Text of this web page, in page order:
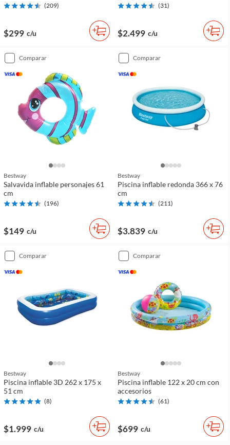
(209)
$299 c/u
(31)
$2.499 c/u
comparar
Bestway
Salvavida inflable personajes 61
cm
(196)
$149 c/u
comparar
Bestway
Piscina inflable redonda 366 x 76
cm
(211)
$3.839 c/u
comparar
Bestway
Piscina inflable 3D 262 x 175 x
51 cm
(8)
$1.999 c/u
comparar
Bestway
Piscina inflable 122 x 20 cm con
accesorios
(61)
$699 c/u